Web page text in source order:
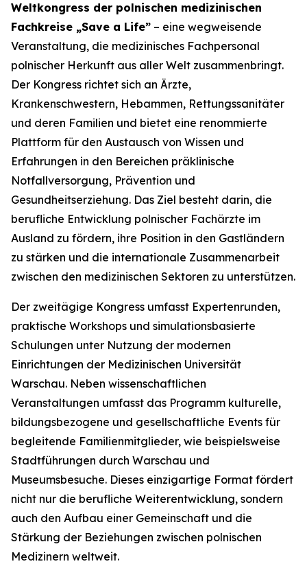
Weltkongress der polnischen medizinischen
Fachkreise „Save a Life” – eine wegweisende
Veranstaltung, die medizinisches Fachpersonal
polnischer Herkunft aus aller Welt zusammenbringt.
Der Kongress richtet sich an Ärzte,
Krankenschwestern, Hebammen, Rettungssanitäter
und deren Familien und bietet eine renommierte
Plattform für den Austausch von Wissen und
Erfahrungen in den Bereichen präklinische
Notfallversorgung, Prävention und
Gesundheitserziehung. Das Ziel besteht darin, die
berufliche Entwicklung polnischer Fachärzte im
Ausland zu fördern, ihre Position in den Gastländern
zu stärken und die internationale Zusammenarbeit
zwischen den medizinischen Sektoren zu unterstützen.
Der zweitägige Kongress umfasst Expertenrunden,
praktische Workshops und simulationsbasierte
Schulungen unter Nutzung der modernen
Einrichtungen der Medizinischen Universität
Warschau. Neben wissenschaftlichen
Veranstaltungen umfasst das Programm kulturelle,
bildungsbezogene und gesellschaftliche Events für
begleitende Familienmitglieder, wie beispielsweise
Stadtführungen durch Warschau und
Museumsbesuche. Dieses einzigartige Format fördert
nicht nur die berufliche Weiterentwicklung, sondern
auch den Aufbau einer Gemeinschaft und die
Stärkung der Beziehungen zwischen polnischen
Medizinern weltweit.